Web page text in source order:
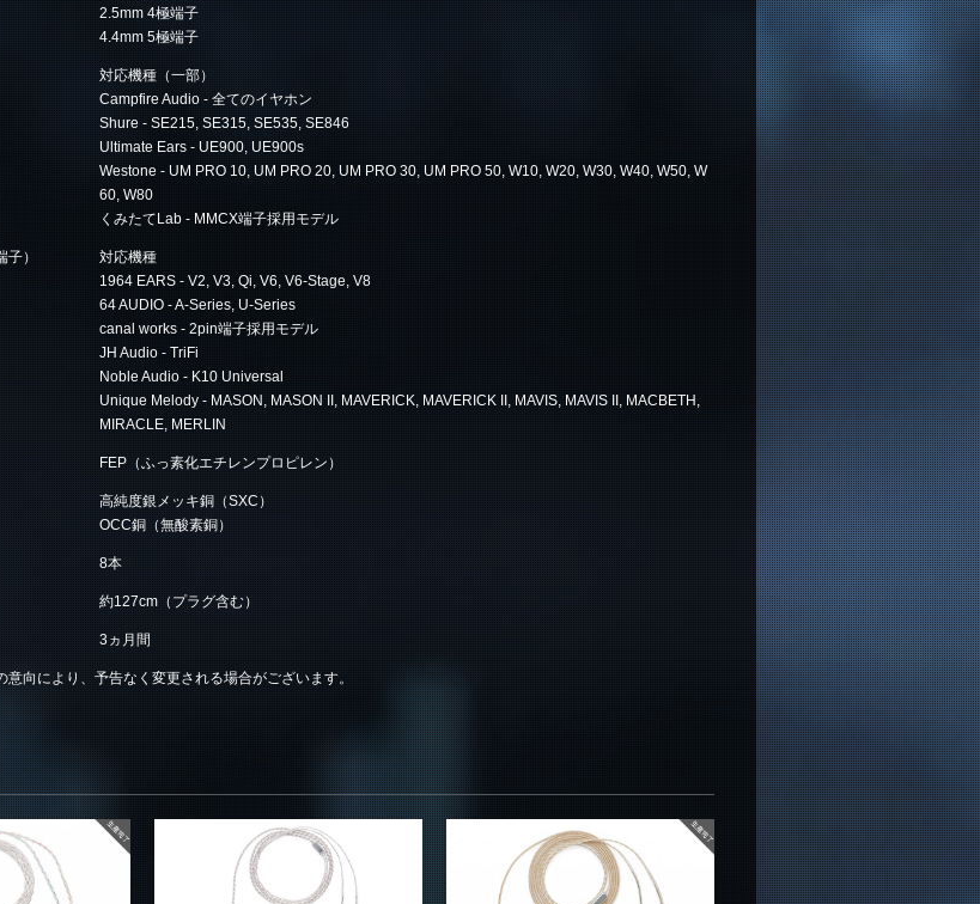
2.5mm 4極端子
4.4mm 5極端子
対応機種（一部）
Campfire Audio - 全てのイヤホン
Shure - SE215, SE315, SE535, SE846
Ultimate Ears - UE900, UE900s
Westone - UM PRO 10, UM PRO 20, UM PRO 30, UM PRO 50, W10, W20, W30, W40, W50, W
60, W80
くみたてLab - MMCX端子採用モデル
）
対応機種
1964 EARS - V2, V3, Qi, V6, V6-Stage, V8
64 AUDIO - A-Series, U-Series
canal works - 2pin端子採用モデル
JH Audio - TriFi
Noble Audio - K10 Universal
Unique Melody - MASON, MASON II, MAVERICK, MAVERICK II, MAVIS, MAVIS II, MACBETH,
MIRACLE, MERLIN
FEP（ふっ素化エチレンプロピレン）
高純度銀メッキ銅（SXC）
OCC銅（無酸素銅）
8本
約127cm（プラグ含む）
3ヵ月間
向により、予告なく変更される場合がございます。